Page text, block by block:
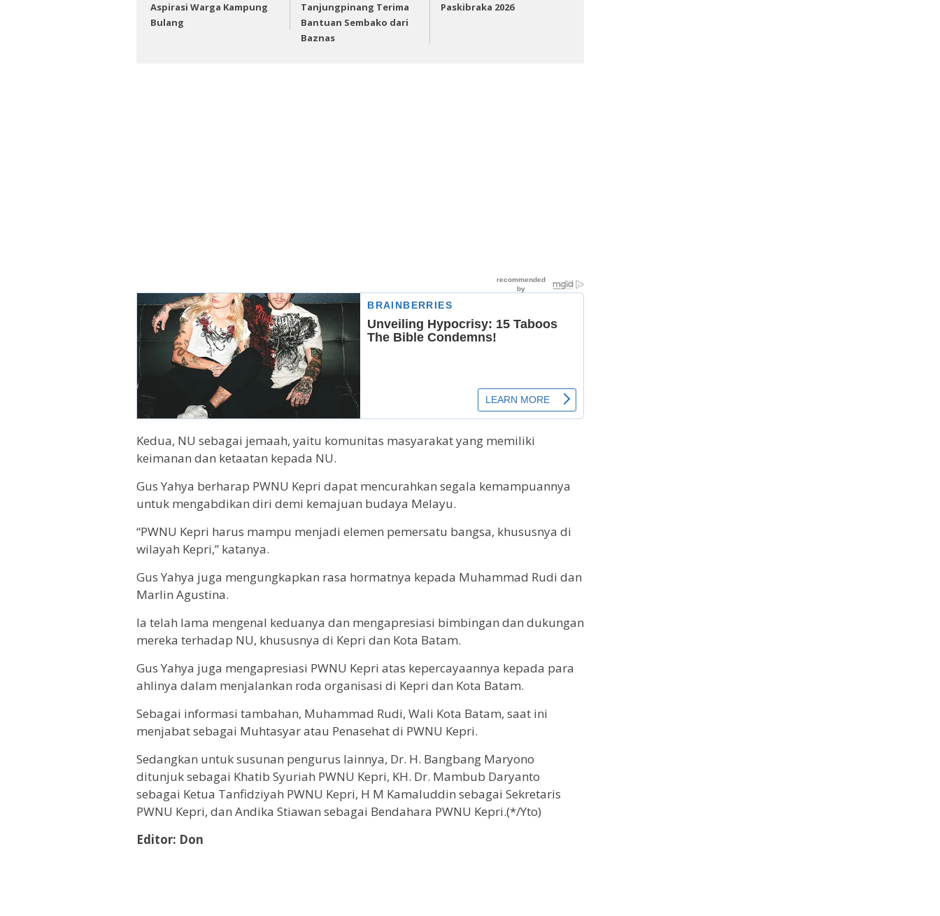
Aspirasi Warga Kampung
Bulang
Tanjungpinang Terima
Bantuan Sembako dari
Baznas
Paskibraka 2026
Kedua, NU sebagai jemaah, yaitu komunitas masyarakat yang memiliki
keimanan dan ketaatan kepada NU.
Gus Yahya berharap PWNU Kepri dapat mencurahkan segala kemampuannya
untuk mengabdikan diri demi kemajuan budaya Melayu.
“PWNU Kepri harus mampu menjadi elemen pemersatu bangsa, khususnya di
wilayah Kepri,” katanya.
Gus Yahya juga mengungkapkan rasa hormatnya kepada Muhammad Rudi dan
Marlin Agustina.
Ia telah lama mengenal keduanya dan mengapresiasi bimbingan dan dukungan
mereka terhadap NU, khususnya di Kepri dan Kota Batam.
Gus Yahya juga mengapresiasi PWNU Kepri atas kepercayaannya kepada para
ahlinya dalam menjalankan roda organisasi di Kepri dan Kota Batam.
Sebagai informasi tambahan, Muhammad Rudi, Wali Kota Batam, saat ini
menjabat sebagai Muhtasyar atau Penasehat di PWNU Kepri.
Sedangkan untuk susunan pengurus lainnya, Dr. H. Bangbang Maryono
ditunjuk sebagai Khatib Syuriah PWNU Kepri, KH. Dr. Mambub Daryanto
sebagai Ketua Tanfidziyah PWNU Kepri, H M Kamaluddin sebagai Sekretaris
PWNU Kepri, dan Andika Stiawan sebagai Bendahara PWNU Kepri.(*/Yto)
Editor: Don